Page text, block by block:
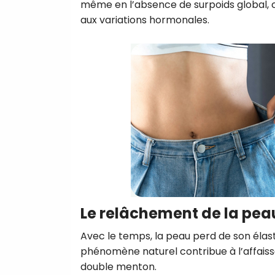
même en l’absence de surpoids
aux variations hormonales.
Le relâchement de la
Avec le temps, la peau perd de son
phénomène naturel contribue à
double menton.